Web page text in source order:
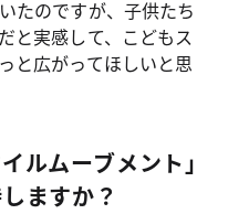
たのですが、子供たち
と実感して、こどもス
と広がってほしいと思
ルムーブメント」
ますか？